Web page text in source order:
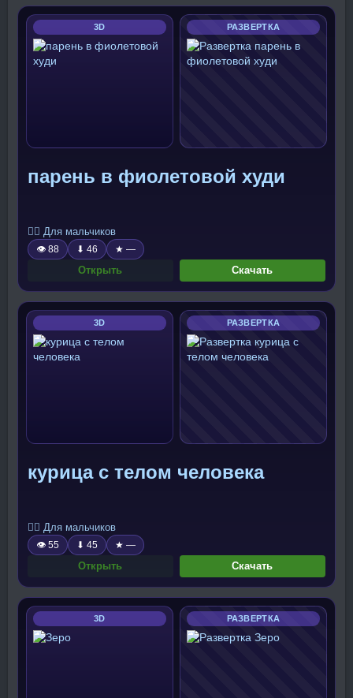
3D РАЗВЕРТКА
парень в фиолетовой худи
🧍‍♂️ Для мальчиков
👁 88 ⬇ 46 ★ —
Открыть Скачать
3D РАЗВЕРТКА
курица с телом человека
🧍‍♂️ Для мальчиков
👁 55 ⬇ 45 ★ —
Открыть Скачать
3D РАЗВЕРТКА